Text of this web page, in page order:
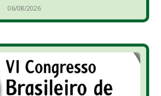
- 06/08/2026